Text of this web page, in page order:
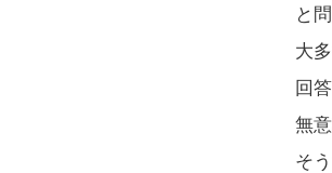
と
大
回
無
そ